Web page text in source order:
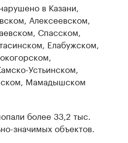
в Казани,
Алексеевском,
Спасском,
Елабужском,
Устьинском,
Мамадышском
более 33,2 тыс.
значимых объектов.